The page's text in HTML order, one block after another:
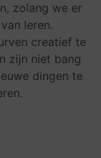
zolang we er
leren.
creatief te
zijn niet bang
dingen te